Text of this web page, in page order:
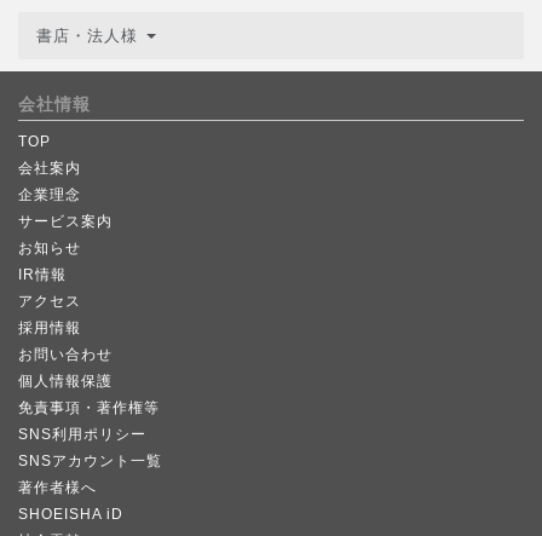
書店・法人様
会社情報
TOP
会社案内
企業理念
サービス案内
お知らせ
IR情報
アクセス
採用情報
お問い合わせ
個人情報保護
免責事項・著作権等
SNS利用ポリシー
SNSアカウント一覧
著作者様へ
SHOEISHA iD